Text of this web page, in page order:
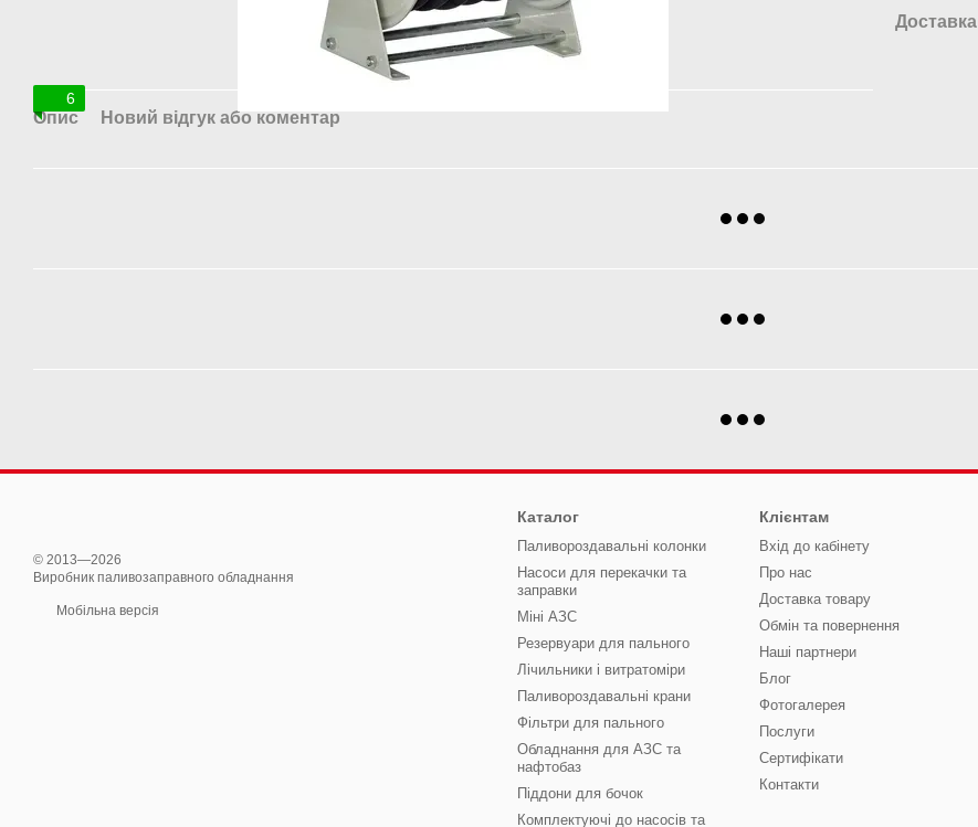
6
Опис Новий відгук або коментар
Доставка
© 2013—2026
Виробник паливозаправного обладнання
Мобільна версія
Каталог
Паливороздавальні колонки
Насоси для перекачки та
заправки
Міні АЗС
Резервуари для пального
Лічильники і витратоміри
Паливороздавальні крани
Фільтри для пального
Обладнання для АЗС та
нафтобаз
Піддони для бочок
Комплектуючі до насосів та
Клієнтам
Вхід до кабінету
Про нас
Доставка товару
Обмін та повернення
Наші партнери
Блог
Фотогалерея
Послуги
Сертифікати
Контакти